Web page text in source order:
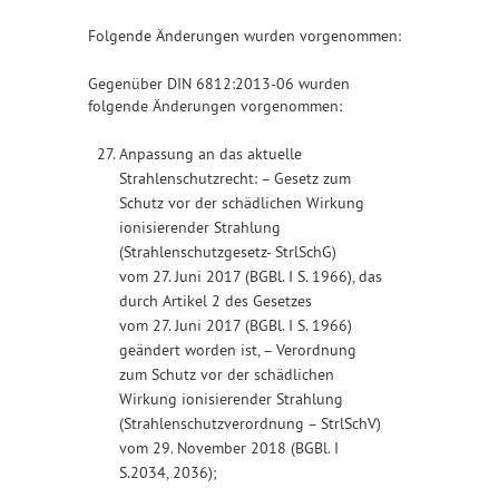
Folgende Änderungen wurden vorgenommen:
Gegenüber DIN 6812:2013-06 wurden
folgende Änderungen vorgenommen:
Anpassung an das aktuelle
Strahlenschutzrecht: – Gesetz zum
Schutz vor der schädlichen Wirkung
ionisierender Strahlung
(Strahlenschutzgesetz- StrlSchG)
vom 27. Juni 2017 (BGBl. I S. 1966), das
durch Artikel 2 des Gesetzes
vom 27. Juni 2017 (BGBl. I S. 1966)
geändert worden ist, – Verordnung
zum Schutz vor der schädlichen
Wirkung ionisierender Strahlung
(Strahlenschutzverordnung – StrlSchV)
vom 29. November 2018 (BGBl. I
S.2034, 2036);